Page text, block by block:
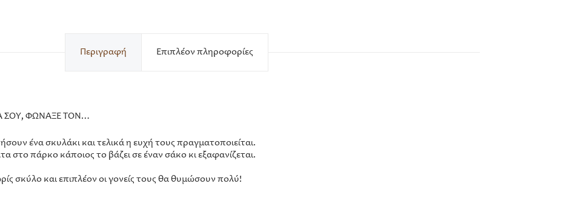
Περιγραφή Επιπλέον πληροφορίες
ΣΟΥ, ΦΩΝΑΞΕ ΤΟΝ…
ένα σκυλάκι και τελικά η ευχή τους πραγματοποιείται.
πάρκο κάποιος το βάζει σε έναν σάκο κι εξαφανίζεται.
σκύλο και επιπλέον οι γονείς τους θα θυμώσουν πολύ!